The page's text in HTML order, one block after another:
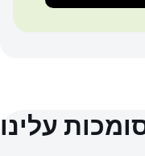
עלינו